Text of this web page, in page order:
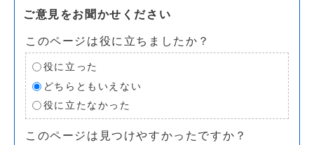
ご意見をお聞かせください
このページは役に立ちましたか？
役に立った
どちらともいえない
役に立たなかった
このページは見つけやすかったですか？